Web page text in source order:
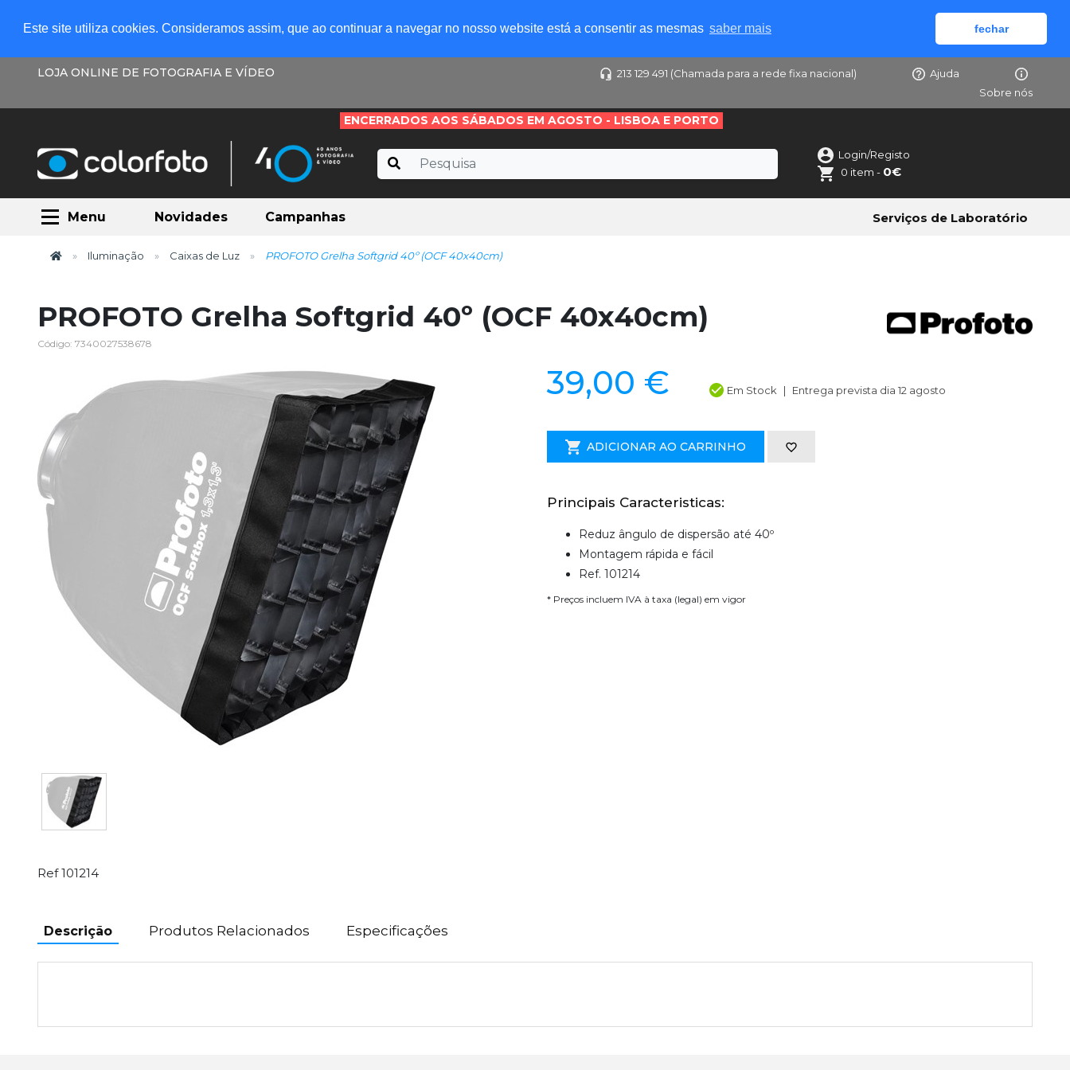
Este site utiliza cookies. Consideramos assim, que ao continuar a navegar no nosso website está a consentir as mesmas saber mais fechar
LOJA ONLINE DE FOTOGRAFIA E VÍDEO 213 129 491 (Chamada para a rede fixa nacional)
Ajuda
Sobre nós
ENCERRADOS AOS SÁBADOS EM AGOSTO - LISBOA E PORTO
Login/Registo
0 item - 0€
Menu Novidades Campanhas Serviços de Laboratório
Iluminação Caixas de Luz PROFOTO Grelha Softgrid 40º (OCF 40x40cm)
PROFOTO Grelha Softgrid 40º (OCF 40x40cm)
Código: 7340027538678
Ref 101214
39,00 € Em Stock Entrega prevista dia 12 agosto
ADICIONAR AO CARRINHO
Principais Caracteristicas:
Reduz ângulo de dispersão até 40º
Montagem rápida e fácil
Ref. 101214
* Preços incluem IVA à taxa (legal) em vigor
Descrição Produtos Relacionados Especificações